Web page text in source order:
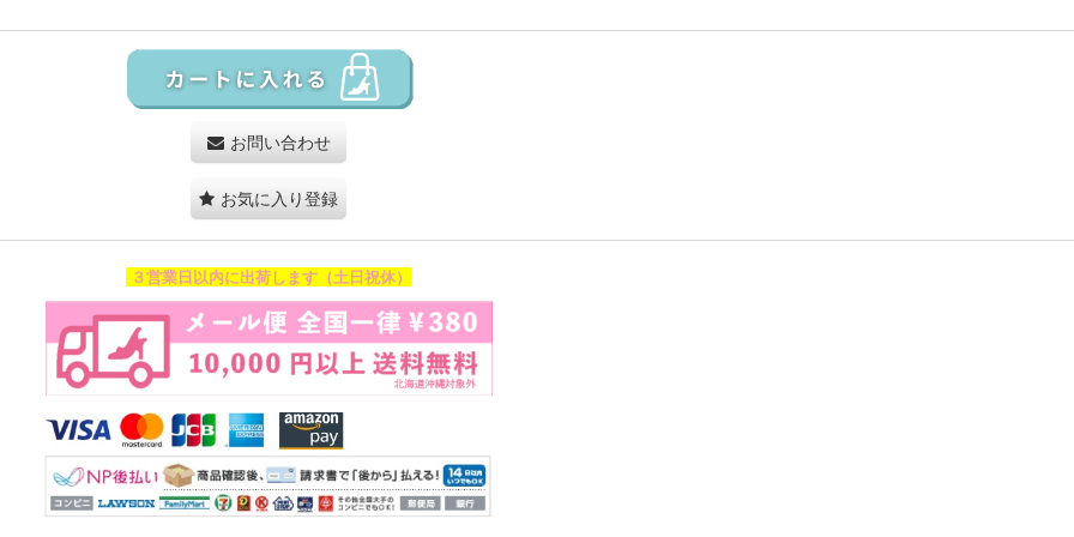
お問い合わせ
お気に入り登録
３営業日以内に出荷します（土日祝休）